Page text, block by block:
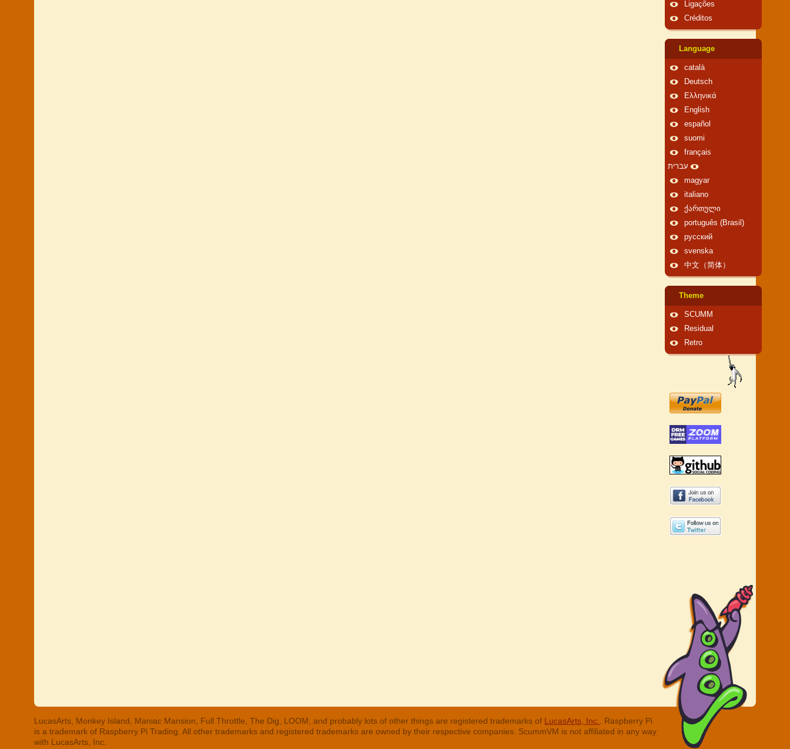
Ligações
Créditos
Language
català
Deutsch
Ελληνικά
English
español
suomi
français
עברית
magyar
italiano
ქართული
português (Brasil)
русский
svenska
中文（简体）
Theme
SCUMM
Residual
Retro
LucasArts, Monkey Island, Maniac Mansion, Full Throttle, The Dig, LOOM, and probably lots of other things are registered trademarks of LucasArts, Inc.
. Raspberry Pi
is a trademark of Raspberry Pi Trading. All other trademarks and registered trademarks are owned by their respective companies. ScummVM is not affiliated in any way
with LucasArts, Inc.